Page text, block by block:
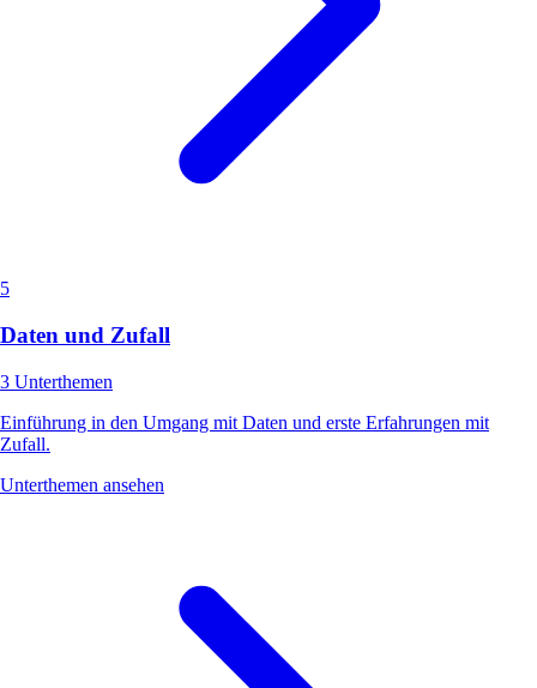
5
Daten und Zufall
3 Unterthemen
Einführung in den Umgang mit Daten und erste Erfahrungen mit
Zufall.
Unterthemen ansehen